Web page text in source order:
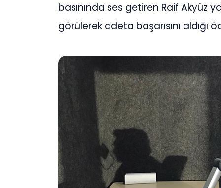
basınında ses getiren Raif Akyüz
görülerek adeta başarısını aldığı